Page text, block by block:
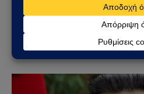
ΗΠΑ – Ιράν: Νέα
επιθέσεις στο Ορμούζ και
ανάφλεξη στη Μέση
14/07/2026